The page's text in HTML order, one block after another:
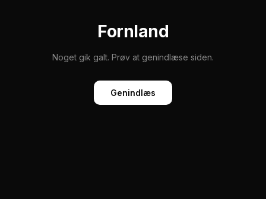
Fornland
Noget gik galt. Prøv at genindlæse siden.
Genindlæs